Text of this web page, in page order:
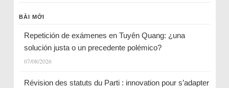
BÀI MỚI
Repetición de exámenes en Tuyên Quang: ¿una
solución justa o un precedente polémico?
07/08/2026
Révision des statuts du Parti : innovation pour s’adapter